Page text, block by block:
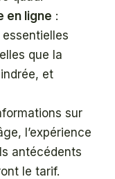
en ligne :
que la
et
sur
l’expérience
antécédents
le tarif.